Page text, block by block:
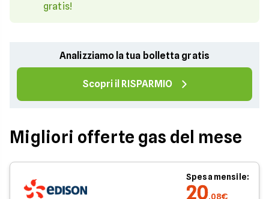
gratis!
Analizziamo la tua bolletta gratis
Scopri il RISPARMIO
Migliori offerte gas del mese
Spesa mensile:
20,08€